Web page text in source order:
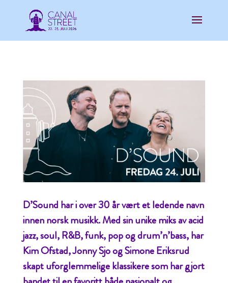
D’Sound har i over 30 år vært et ledende navn
innen norsk musikk. Med sin unike miks av acid
jazz, soul, R&B, funk, pop og drum’n’bass, har
Kim Ofstad, Jonny Sjo og Simone Eriksrud
skapt uforglemmelige klassikere som har gjort